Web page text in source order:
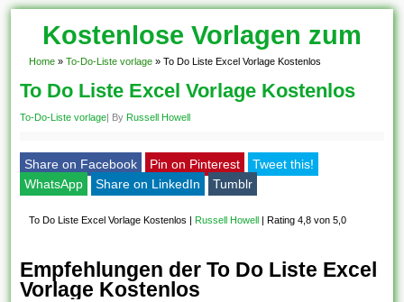
Kostenlose Vorlagen zum
Download!
Home » To-Do-Liste vorlage » To Do Liste Excel Vorlage Kostenlos
To Do Liste Excel Vorlage Kostenlos
To-Do-Liste vorlage| By Russell Howell
Share on Facebook Pin on Pinterest
Tweet this!
WhatsApp
Share on LinkedIn Tumblr
To Do Liste Excel Vorlage Kostenlos | Russell Howell |Rating 4,8 von 5,0
Empfehlungen der To Do Liste Excel
Vorlage Kostenlos